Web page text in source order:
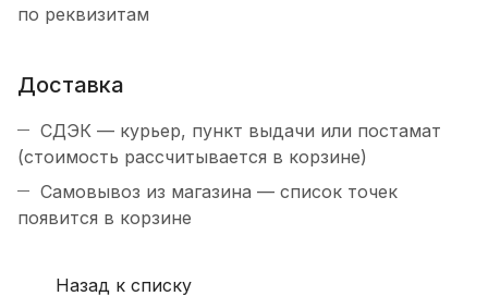
по реквизитам
Доставка
СДЭК — курьер, пункт выдачи или постамат
(стоимость рассчитывается в корзине)
Самовывоз из магазина — список точек
появится в корзине
Назад к списку